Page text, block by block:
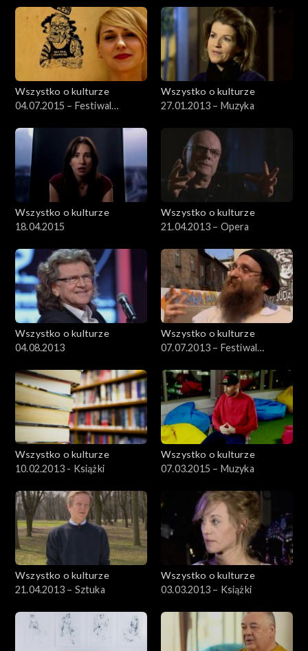
Wszystko o kulturze
04.07.2015 – Festiwal
Wszystko o kulturze
27.01.2013 – Muzyka
Wszystko o kulturze
18.04.2015
Wszystko o kulturze
21.04.2013 – Opera
Wszystko o kulturze
04.08.2013
Wszystko o kulturze
07.07.2013 – Festiwal
Wszystko o kulturze
10.02.2013 - Książki
Wszystko o kulturze
07.03.2015 – Muzyka
Wszystko o kulturze
21.04.2013 – Sztuka
Wszystko o kulturze
03.03.2013 – Książki